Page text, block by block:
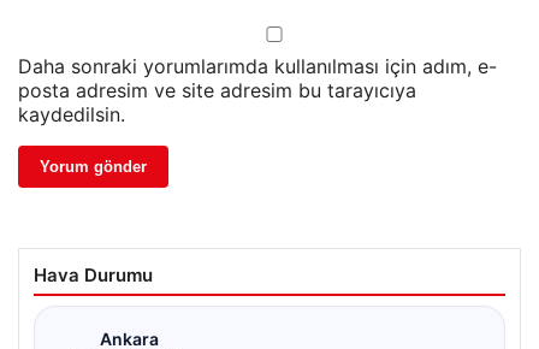
Daha sonraki yorumlarımda kullanılması için adım, e-
posta adresim ve site adresim bu tarayıcıya
kaydedilsin.
Hava Durumu
Ankara